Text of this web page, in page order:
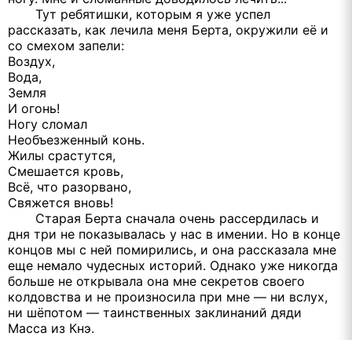
Тут ребятишки, которым я уже успел
рассказать, как лечила меня Берта, окружили её и
со смехом запели:
Воздух,
Вода,
Земля
И огонь!
Ногу сломал
Необъезженный конь.
Жилы срастутся,
Смешается кровь,
Всё, что разорвано,
Свяжется вновь!
Старая Берта сначала очень рассердилась и
дня три не показывалась у нас в имении. Но в конце
концов мы с ней помирились, и она рассказала мне
еще немало чудесных историй. Однако уже никогда
больше не открывала она мне секретов своего
колдовства и не произносила при мне — ни вслух,
ни шёпотом — таинственных заклинаний дяди
Масса из Кнэ.